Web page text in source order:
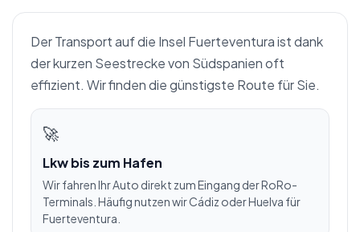
Der Transport auf die Insel Fuerteventura ist dank
der kurzen Seestrecke von Südspanien oft
effizient. Wir finden die günstigste Route für Sie.
🚀
Lkw bis zum Hafen
Wir fahren Ihr Auto direkt zum Eingang der RoRo-
Terminals. Häufig nutzen wir Cádiz oder Huelva für
Fuerteventura.